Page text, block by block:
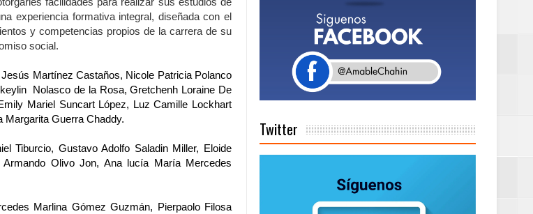
del Caribe y le otorga cinco premios adicionales
la región abrirá sus Juegos con una producción de calidad
y nos regala el “Canto a la Patria” en la clausura
de Artes Visuales
facilidades para realizar sus estudios de
experiencia formativa integral, diseñada con el
y competencias propios de la carrera de su
social.
Martínez Castaños, Nicole Patricia Polanco
Nolasco de la Rosa, Gretchenh Loraine De
Mariel Suncart López, Luz Camille Lockhart
Margarita Guerra Chaddy.
Tiburcio, Gustavo Adolfo Saladin Miller, Eloide
Olivo Jon, Ana lucía María Mercedes
Marlina Gómez Guzmán, Pierpaolo Filosa
Twitter